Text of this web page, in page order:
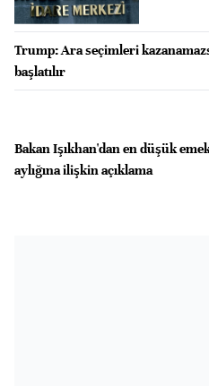
Trump: Ara seçimleri
başlatılır
Bakan Işıkhan'dan en düşük
aylığına ilişkin açıklama